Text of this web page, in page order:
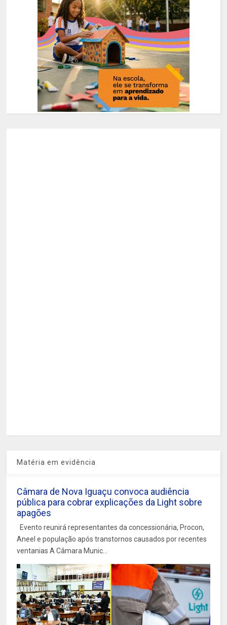
Matéria em evidência
Câmara de Nova Iguaçu convoca audiência
pública para cobrar explicações da Light sobre
apagões
Evento reunirá representantes da concessionária, Procon,
Aneel e população após transtornos causados por recentes
ventanias A Câmara Munic...